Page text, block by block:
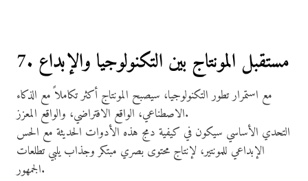
7. مستقبل المونتاج بين التكنولوجيا والإبداع
مع استمرار تطور التكنولوجيا، سيصبح المونتاج أكثر تكاملاً مع الذكاء
الاصطناعي، الواقع الافتراضي، والواقع المعزز.
التحدي الأساسي سيكون في كيفية دمج هذه الأدوات الحديثة مع الحس
الإبداعي للمونتير، لإنتاج محتوى بصري مبتكر وجذاب يلبي تطلعات
الجمهور.